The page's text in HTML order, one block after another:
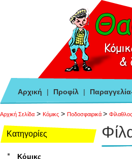
Αρχική | Προφίλ |
Αρχική Σελίδα > Κόμικς > Ποδοσφαιρικά > Φίλαθλος
Κατηγορίες
Κόμικς